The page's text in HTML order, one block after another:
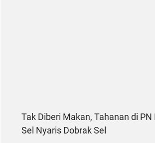
Tak Diberi Makan, Tahanan di
Sel Nyaris Dobrak Sel